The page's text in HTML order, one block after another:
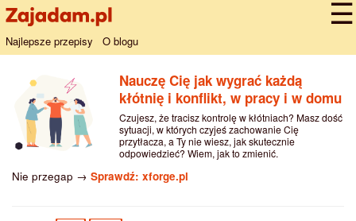
Najlepsze przepisy O blogu
Nauczę Cię jak wygrać każdą
kłótnię i konflikt, w pracy i w domu
Czujesz, że tracisz kontrolę w kłótniach? Masz dość
sytuacji, w których czyjeś zachowanie Cię
przytłacza, a Ty nie wiesz, jak skutecznie
odpowiedzieć? Wiem, jak to zmienić.
Nie przegap → Sprawdź: xforge.pl